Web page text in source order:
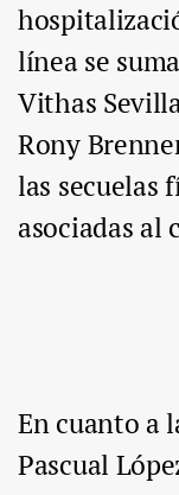
línea se
Vithas
Rony
las secuelas
asociadas al
En cuanto a
Pascual